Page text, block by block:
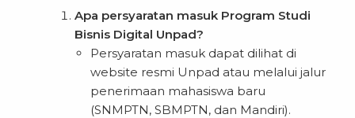
Apa persyaratan masuk Program Studi
Bisnis Digital Unpad?
Persyaratan masuk dapat dilihat di
website resmi Unpad atau melalui jalur
penerimaan mahasiswa baru
(SNMPTN, SBMPTN, dan Mandiri).